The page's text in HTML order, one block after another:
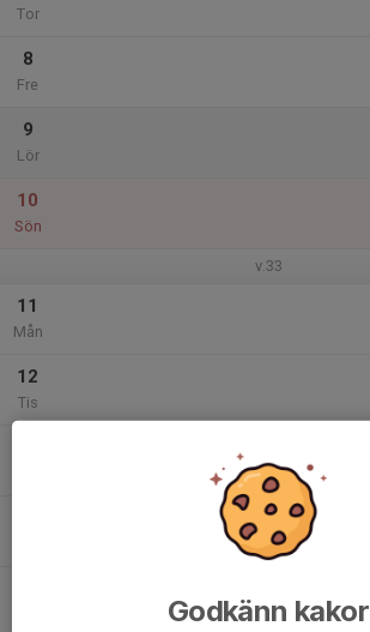
Tor
8
Fre
9
Lör
10
Sön
v.33
11
Mån
12
Tis
Godkänn kakor